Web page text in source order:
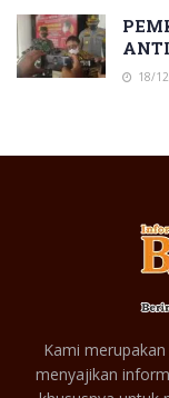
18/
Kami
menyajikan